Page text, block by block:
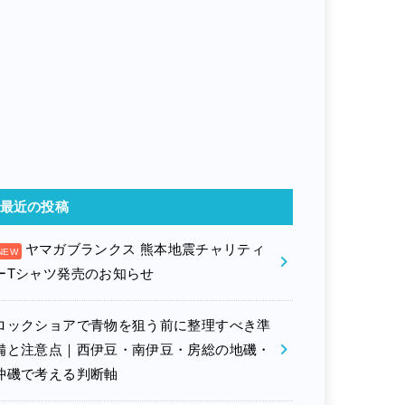
最近の投稿
ヤマガブランクス 熊本地震チャリティ
Tシャツ発売のお知らせ
ックショアで青物を狙う前に整理すべき準
と注意点｜西伊豆・南伊豆・房総の地磯・
磯で考える判断軸